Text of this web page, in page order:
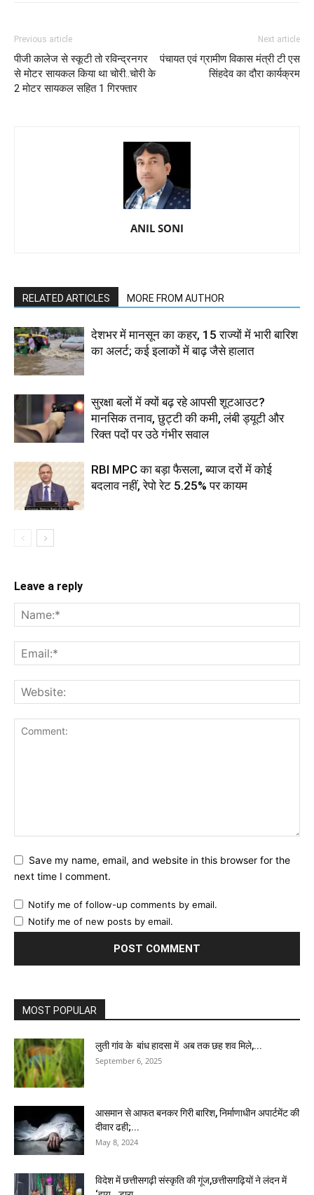
Previous article
पीजी कालेज से स्कूटी तो रविन्द्रनगर
से मोटर सायकल किया था चोरी..चोरी के
2 मोटर सायकल सहित 1 गिरफ्तार
Next article
पंचायत एवं ग्रामीण विकास मंत्री टी एस
सिंहदेव का दौरा कार्यक्रम
ANIL SONI
RELATED ARTICLES MORE FROM AUTHOR
देशभर में मानसून का कहर, 15 राज्यों में भारी बारिश
का अलर्ट; कई इलाकों में बाढ़ जैसे हालात
सुरक्षा बलों में क्यों बढ़ रहे आपसी शूटआउट?
मानसिक तनाव, छुट्टी की कमी, लंबी ड्यूटी और
रिक्त पदों पर उठे गंभीर सवाल
RBI MPC का बड़ा फैसला, ब्याज दरों में कोई
बदलाव नहीं, रेपो रेट 5.25% पर कायम
Leave a reply
Save my name, email, and website in this browser for the
next time I comment.
Notify me of follow-up comments by email.
Notify me of new posts by email.
MOST POPULAR
लुती गांव के बांध हादसा में अब तक छह शव मिले,...
September 6, 2025
आसमान से आफत बनकर गिरी बारिश, निर्माणाधीन अपार्टमेंट की
दीवार ढही;...
May 8, 2024
विदेश में छत्तीसगढ़ी संस्कृति की गूंज,छत्तीसगढ़ियों ने लंदन में